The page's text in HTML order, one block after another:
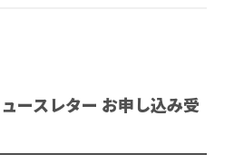
ースレター お申し込み受